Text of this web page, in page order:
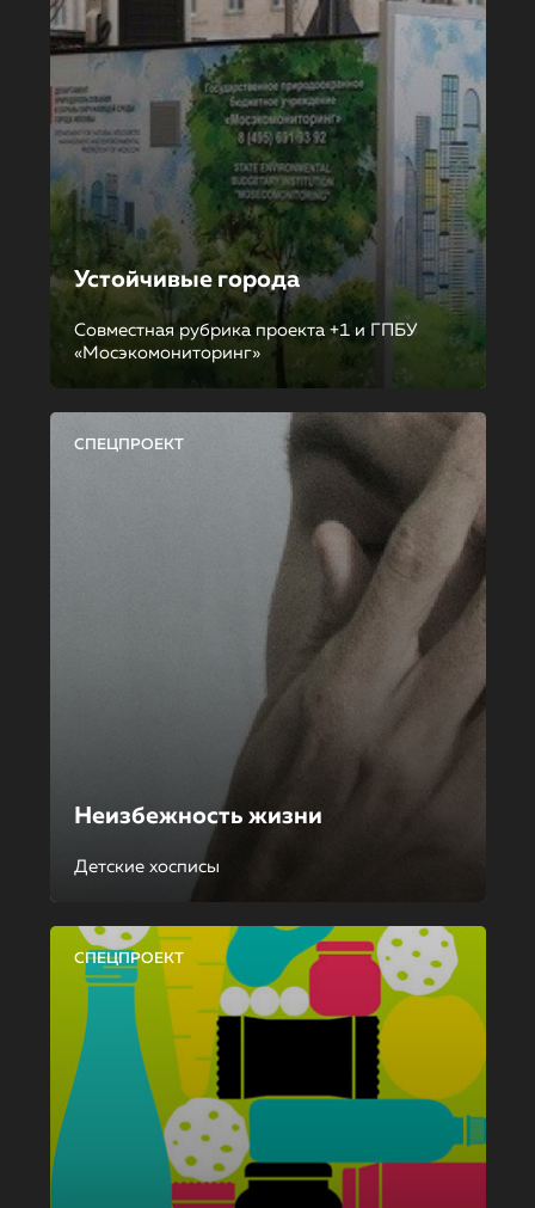
Устойчивые города
Совместная рубрика проекта +1 и ГПБУ
«Мосэкомониторинг»
СПЕЦПРОЕКТ
Неизбежность жизни
Детские хосписы
СПЕЦПРОЕКТ